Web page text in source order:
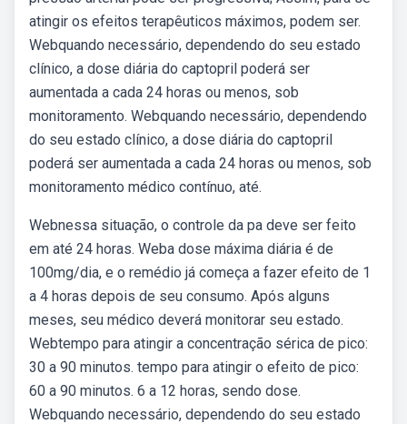
atingir os efeitos terapêuticos máximos, podem ser.
Webquando necessário, dependendo do seu estado
clínico, a dose diária do captopril poderá ser
aumentada a cada 24 horas ou menos, sob
monitoramento. Webquando necessário, dependendo
do seu estado clínico, a dose diária do captopril
poderá ser aumentada a cada 24 horas ou menos, sob
monitoramento médico contínuo, até.
Webnessa situação, o controle da pa deve ser feito
em até 24 horas. Weba dose máxima diária é de
100mg/dia, e o remédio já começa a fazer efeito de 1
a 4 horas depois de seu consumo. Após alguns
meses, seu médico deverá monitorar seu estado.
Webtempo para atingir a concentração sérica de pico:
30 a 90 minutos. tempo para atingir o efeito de pico:
60 a 90 minutos. 6 a 12 horas, sendo dose.
Webquando necessário, dependendo do seu estado